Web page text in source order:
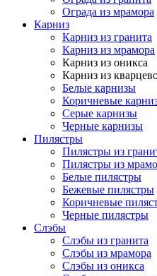
Ограда из мрамора
Карниз
Карниз из гранита
Карниз из мрамора
Карниз из оникса
Карниз из
Белые карнизы
Коричневые
Серые карнизы
Черные карнизы
Пилястры
Пилястры из
Пилястры из
Белые пилястры
Бежевые пилястры
Коричневые
Черные пилястры
Слэбы
Слэбы из гранита
Слэбы из мрамора
Слэбы из оникса